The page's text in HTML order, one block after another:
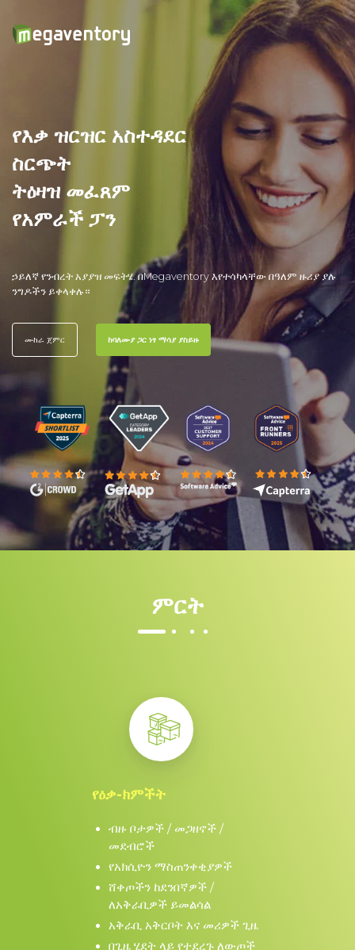
የእቃ ዝርዝር አስተዳደር
ስርጭት
ትዕዛዝ መፈጸም
የአምራች ፓን
ኃይለኛ የንብረት አያያዝ መፍትሄ.በMegaventory እየተሳካላቸው በዓለም ዙሪያ ያሉ
ንግዶችን ይቀላቀሉ።
ሙከራ ጀምር ከባለሙያ ጋር ነፃ ማሳያ ያስይዙ
ምርት
የዕቃ-ክምችት
ብዙ ቦታዎች / መጋዘኖች /
መደብሮች
የአክሲዮን ማስጠንቀቂያዎች
ሸቀጦችን ከደንበኛዎች /
ለአቅራቢዎች ይመልሳል
አቅራቢ አቅርቦት እና መሪዎች ጊዜ
በጊዜ ሂደት ላይ የተደረጉ ለውጦች
በነጻ
ለ
ይሞክሩ!
ለ15
ሙከራ
ያድርጉ
.megaventory.com